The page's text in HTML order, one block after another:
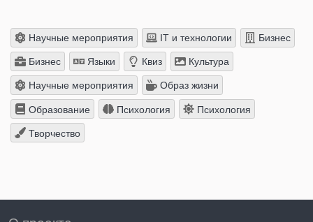
Научные мероприятия IT и технологии Бизнес
Бизнес Языки Квиз Культура
Научные мероприятия Образ жизни
Образование Психология Психология
Творчество